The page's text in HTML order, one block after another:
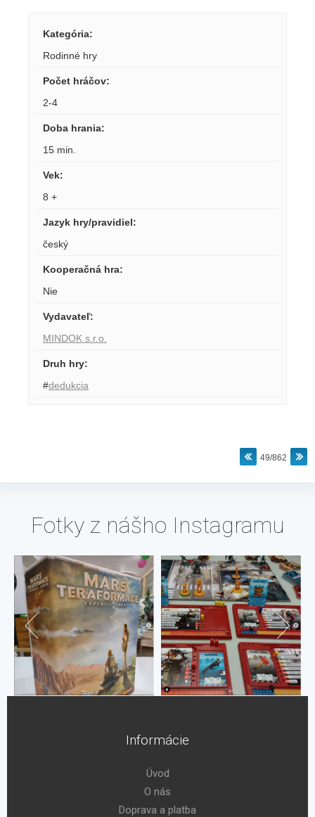
Kategória:
Rodinné hry
Počet hráčov:
2-4
Doba hrania:
15 min.
Vek:
8 +
Jazyk hry/pravidiel:
český
Kooperačná hra:
Nie
Vydavateľ:
MINDOK s.r.o.
Druh hry:
#dedukcia
49/862
Fotky z nášho Instagramu
Informácie
Úvod
O nás
Doprava a platba